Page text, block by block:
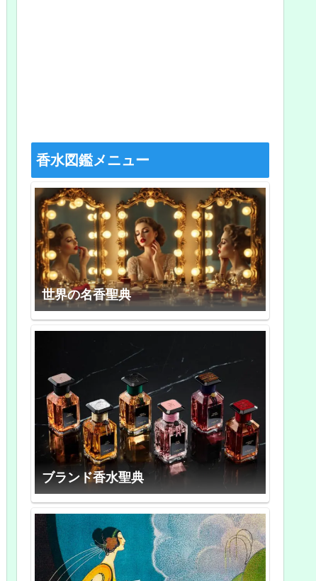
香水図鑑メニュー
世界の名香聖典
ブランド香水聖典